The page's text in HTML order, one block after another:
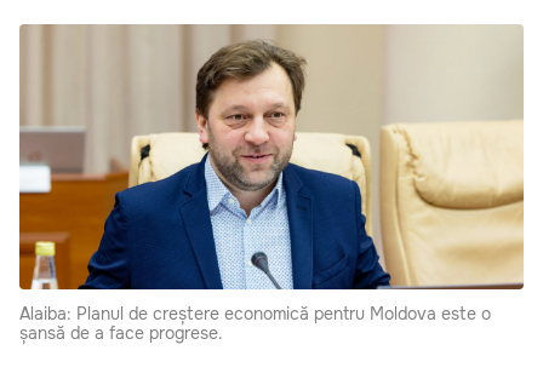
Alaiba: Planul de creștere economică pentru Moldova este o
șansă de a face progrese.